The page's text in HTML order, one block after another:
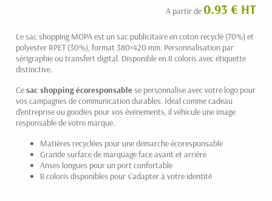
(1 avis)
A partir de 0.93 € HT
Le sac shopping MOPA est un sac publicitaire en coton recyclé (70%) et
polyester RPET (30%), format 380×420 mm. Personnalisation par
sérigraphie ou transfert digital. Disponible en 8 coloris avec étiquette
distinctive.
Cesac shopping écoresponsable se personnalise avec votre logo pour
vos campagnes de communication durables. Idéal comme cadeau
d'entreprise ou goodies pour vos événements, il véhicule une image
responsable de votre marque.
Matières recyclées pour une démarche écoresponsable
Grande surface de marquage face avant et arrière
Anses longues pour un port confortable
8 coloris disponibles pour s'adapter à votre identité